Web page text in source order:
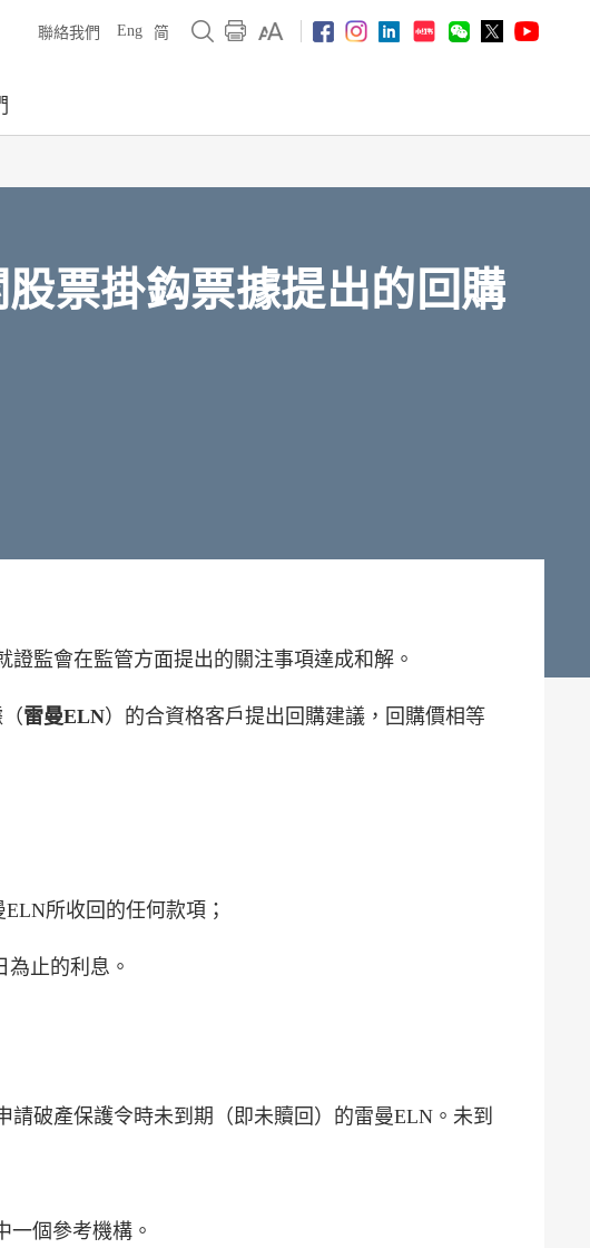
聯絡我們 Eng 简
票掛鈎票據提出的回購
監會在監管方面提出的關注事項達成和解。
雷曼ELN）的合資格客戶提出回購建議，回購價相等
所收回的任何款項；
止的利息。
請破產保護令時未到期（即未贖回）的雷曼ELN。未到
一個參考機構。